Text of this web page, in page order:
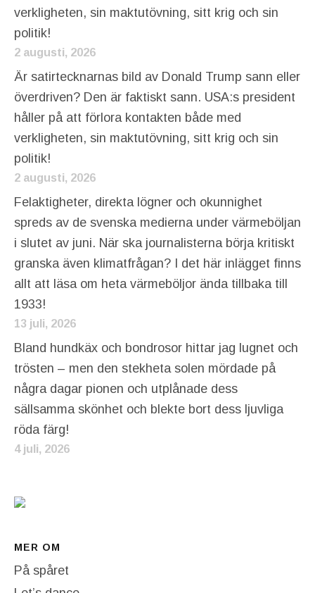
verkligheten, sin maktutövning, sitt krig och sin
politik!
2 augusti, 2026
Är satirtecknarnas bild av Donald Trump sann eller
överdriven? Den är faktiskt sann. USA:s president
håller på att förlora kontakten både med
verkligheten, sin maktutövning, sitt krig och sin
politik!
2 augusti, 2026
Felaktigheter, direkta lögner och okunnighet
spreds av de svenska medierna under värmeböljan
i slutet av juni. När ska journalisterna börja kritiskt
granska även klimatfrågan? I det här inlägget finns
allt att läsa om heta värmeböljor ända tillbaka till
1933!
13 juli, 2026
Bland hundkäx och bondrosor hittar jag lugnet och
trösten – men den stekheta solen mördade på
några dagar pionen och utplånade dess
sällsamma skönhet och blekte bort dess ljuvliga
röda färg!
4 juli, 2026
MER OM
På spåret